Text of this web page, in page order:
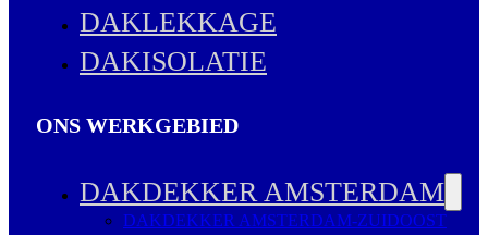
DAKLEKKAGE
DAKISOLATIE
ONS WERKGEBIED
DAKDEKKER AMSTERDAM
DAKDEKKER AMSTERDAM-ZUIDOOST